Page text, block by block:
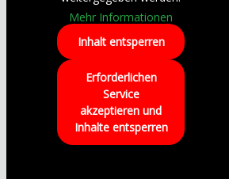
Mehr Informationen
Inhalt entsperren
Erforderlichen
Service
akzeptieren und
Inhalte entsperren